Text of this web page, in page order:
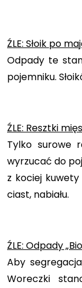
ŹLE: Słoik po
Odpady te
pojemniku.
ŹLE: Resztki
Tylko surowe
wyrzucać do
z kociej kuwety
ciast, nabiału.
ŹLE: Odpady
Aby
Woreczki